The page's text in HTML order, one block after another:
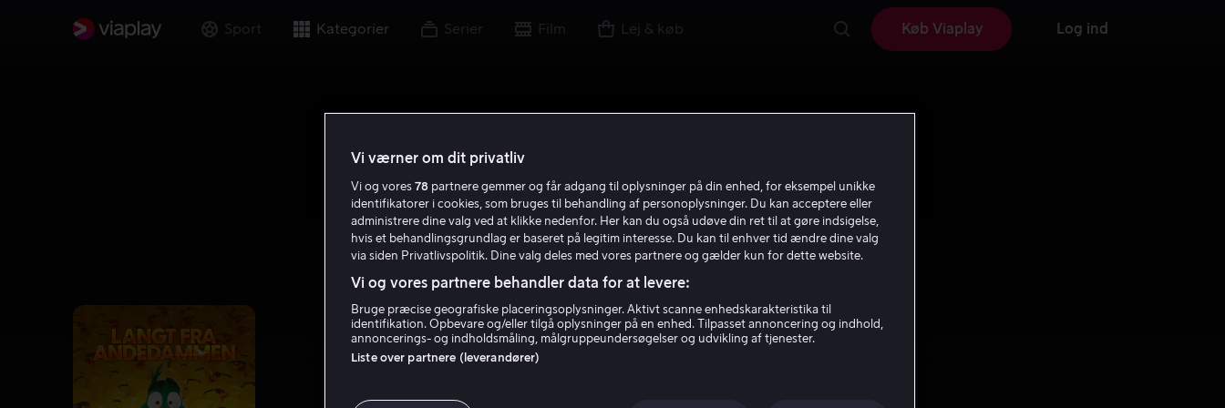
Sport Kategorier Serier Film Lej & køb Køb Viaplay Log ind
Vi værner om dit privatliv
Vi og vores 78 partnere gemmer og får adgang til oplysninger på din enhed, for eksempel unikke
identifikatorer i cookies, som bruges til behandling af personoplysninger. Du kan acceptere eller
administrere dine valg ved at klikke nedenfor. Her kan du også udøve din ret til at gøre indsigelse,
hvis et behandlingsgrundlag er baseret på legitim interesse. Du kan til enhver tid ændre dine valg
via siden Privatlivspolitik. Dine valg deles med vores partnere og gælder kun for dette website.
Vi og vores partnere behandler data for at levere:
Bruge præcise geografiske placeringsoplysninger. Aktivt scanne enhedskarakteristika til
identifikation. Opbevare og/eller tilgå oplysninger på en enhed. Tilpasset annoncering og indhold,
annoncerings- og indholdsmåling, målgruppeundersøgelser og udvikling af tjenester.
Liste over partnere (leverandører)